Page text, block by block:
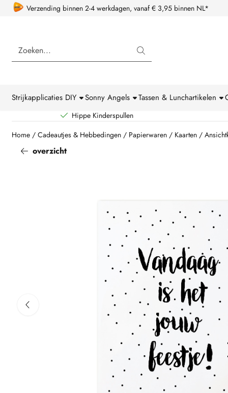
Cookievoorkeuren zijn beschikbaar. Kies instellingen of sta alle
Verzending binnen 2-4 werkdagen, vanaf € 3,95 binnen NL*
Zoeken
Strijkapplicaties DIY Sonny Angels Tassen & Lunchartikelen
Hippe Kinderspullen
Home / Cadeautjes & Hebbedingen / Papierwaren / Kaarten /
overzicht